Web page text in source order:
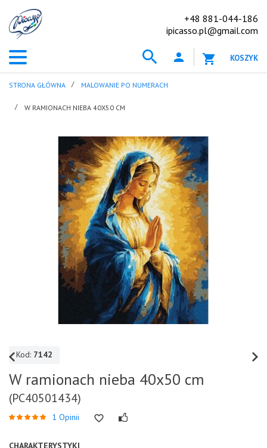
+48 881-044-186
ipicasso.pl@gmail.com
KOSZYK
STRONA GŁÓWNA MALOWANIE PO NUMERACH
W RAMIONACH NIEBA 40X50 CM
Kod: 7142
W ramionach nieba 40x50 cm
(PC40501434)
1 Opinii
CHARAKTERYSTYKI